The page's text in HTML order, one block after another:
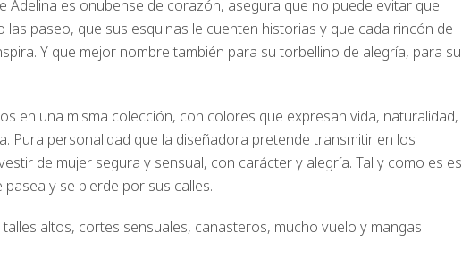
Adelina es onubense de corazón, asegura que no puede evitar que
las paseo, que sus esquinas le cuenten historias y que cada rincón de
Y que mejor nombre también para su torbellino de alegría, para su
en una misma colección, con colores que expresan vida, naturalidad,
Pura personalidad que la diseñadora pretende transmitir en los
de mujer segura y sensual, con carácter y alegría. Tal y como es es
y se pierde por sus calles.
altos, cortes sensuales, canasteros, mucho vuelo y mangas